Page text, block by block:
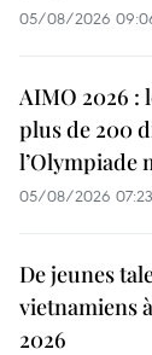
05/08/2026
AIMO 2026 :
plus de 200
l’Olympiade
05/08/2026 07:23
De jeunes
vietnamiens
2026